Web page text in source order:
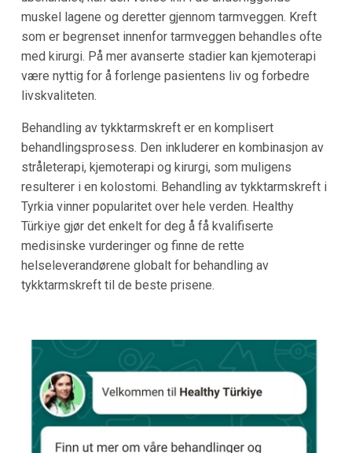
muskel lagene og deretter gjennom tarmveggen. Kreft
som er begrenset innenfor tarmveggen behandles ofte
med kirurgi. På mer avanserte stadier kan kjemoterapi
være nyttig for å forlenge pasientens liv og forbedre
livskvaliteten.
Behandling av tykktarmskreft er en komplisert
behandlingsprosess. Den inkluderer en kombinasjon av
stråleterapi, kjemoterapi og kirurgi, som muligens
resulterer i en kolostomi. Behandling av tykktarmskreft i
Tyrkia vinner popularitet over hele verden. Healthy
Türkiye gjør det enkelt for deg å få kvalifiserte
medisinske vurderinger og finne de rette
helseleverandørene globalt for behandling av
tykktarmskreft til de beste prisene.